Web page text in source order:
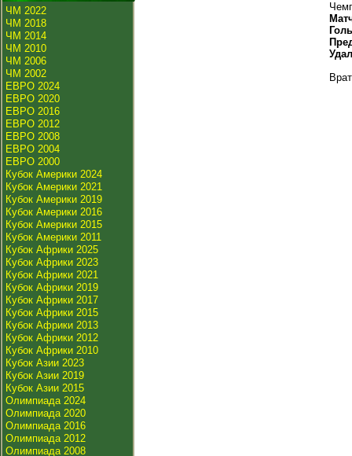
ЧМ 2022
ЧМ 2018
ЧМ 2014
ЧМ 2010
ЧМ 2006
ЧМ 2002
ЕВРО 2024
ЕВРО 2020
ЕВРО 2016
ЕВРО 2012
ЕВРО 2008
ЕВРО 2004
ЕВРО 2000
Кубок Америки 2024
Кубок Америки 2021
Кубок Америки 2019
Кубок Америки 2016
Кубок Америки 2015
Кубок Америки 2011
Кубок Африки 2025
Кубок Африки 2023
Кубок Африки 2021
Кубок Африки 2019
Кубок Африки 2017
Кубок Африки 2015
Кубок Африки 2013
Кубок Африки 2012
Кубок Африки 2010
Кубок Азии 2023
Кубок Азии 2019
Кубок Азии 2015
Олимпиада 2024
Олимпиада 2020
Олимпиада 2016
Олимпиада 2012
Олимпиада 2008